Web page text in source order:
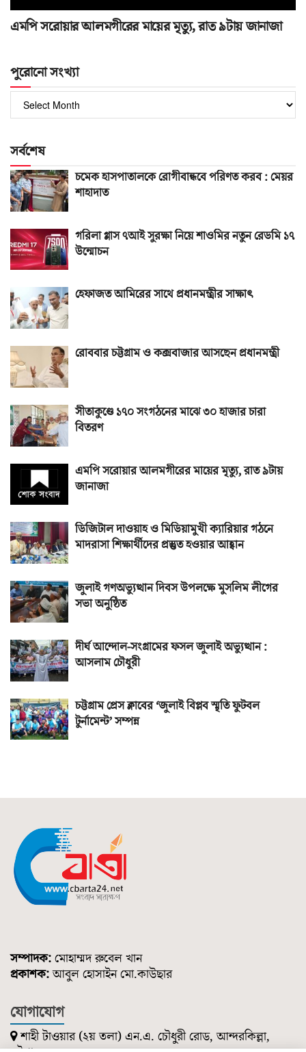
এমপি সরোয়ার আলমগীরের মায়ের মৃত্যু, রাত ৯টায় জানাজা
পুরোনো সংখ্যা
সংখ্যা
সর্বশেষ
চমেক হাসপাতালকে রোগীবান্ধবে পরিণত করব : মেয়র
শাহাদাত
গরিলা গ্লাস ৭আই সুরক্ষা নিয়ে শাওমির নতুন রেডমি ১৭
উন্মোচন
হেফাজত আমিরের সাথে প্রধানমন্ত্রীর সাক্ষাৎ
রোববার চট্টগ্রাম ও কক্সবাজার আসছেন প্রধানমন্ত্রী
সীতাকুণ্ডে ১৭০ সংগঠনের মাঝে ৩০ হাজার চারা
বিতরণ
এমপি সরোয়ার আলমগীরের মায়ের মৃত্যু, রাত ৯টায়
জানাজা
ডিজিটাল দাওয়াহ ও মিডিয়ামুখী ক্যারিয়ার গঠনে
মাদরাসা শিক্ষার্থীদের প্রস্তুত হওয়ার আহ্বান
জুলাই গণঅভ্যুত্থান দিবস উপলক্ষে মুসলিম লীগের
সভা অনুষ্ঠিত
দীর্ঘ আন্দোল-সংগ্রামের ফসল জুলাই অভ্যুত্থান :
আসলাম চৌধুরী
চট্টগ্রাম প্রেস ক্লাবের ‘জুলাই বিপ্লব স্মৃতি ফুটবল
টুর্নামেন্ট’ সম্পন্ন
সম্পাদক: মোহাম্মদ রুবেল খান
প্রকাশক:আবুল হোসাইন মো.কাউছার
যোগাযোগ
শাহী টাওয়ার (২য় তলা) এন.এ. চৌধুরী রোড, আন্দরকিল্লা,